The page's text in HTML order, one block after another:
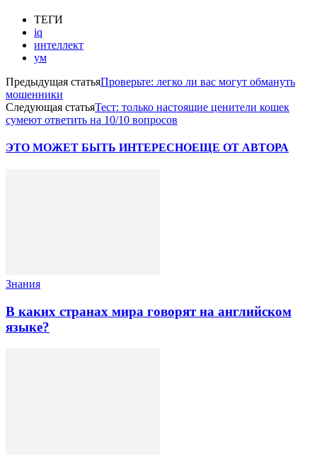
ТЕГИ
iq
интеллект
ум
Предыдущая статьяПроверьте: легко ли вас могут обмануть
мошенники
Следующая статьяТест: только настоящие ценители кошек
сумеют ответить на 10/10 вопросов
ЭТО МОЖЕТ БЫТЬ ИНТЕРЕСНОЕЩЕ ОТ АВТОРА
Знания
В каких странах мира говорят на английском
языке?